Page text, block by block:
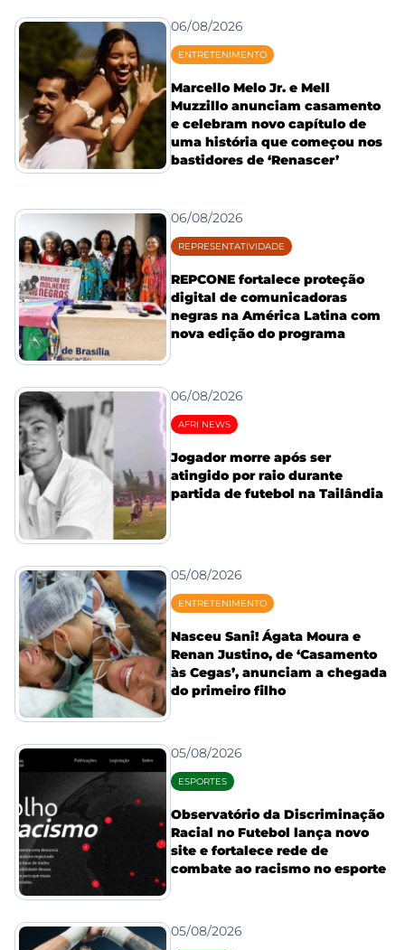
06/08/2026
ENTRETENIMENTO
Marcello Melo Jr. e Mell
Muzzillo anunciam casamento
e celebram novo capítulo de
uma história que começou nos
bastidores de ‘Renascer’
06/08/2026
REPRESENTATIVIDADE
REPCONE fortalece proteção
digital de comunicadoras
negras na América Latina com
nova edição do programa
06/08/2026
AFRI NEWS
Jogador morre após ser
atingido por raio durante
partida de futebol na Tailândia
05/08/2026
ENTRETENIMENTO
Nasceu Sani! Ágata Moura e
Renan Justino, de ‘Casamento
às Cegas’, anunciam a chegada
do primeiro filho
05/08/2026
ESPORTES
Observatório da Discriminação
Racial no Futebol lança novo
site e fortalece rede de
combate ao racismo no esporte
05/08/2026